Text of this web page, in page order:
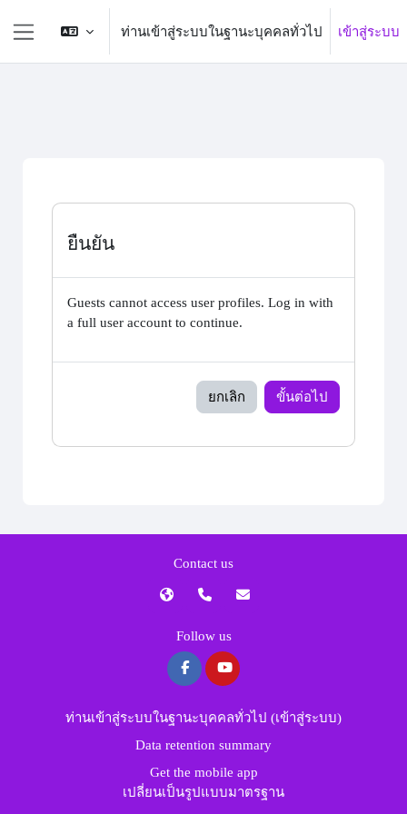
ข้ามไปที่เนื้อหาหลัก
ท่านเข้าสู่ระบบในฐานะบุคคลทั่วไป เข้าสู่ระบบ
ยืนยัน
Guests cannot access user profiles. Log in with
a full user account to continue.
ยกเลิก ขั้นต่อไป
Contact us
Follow us
ท่านเข้าสู่ระบบในฐานะบุคคลทั่วไป (เข้าสู่ระบบ)
Data retention summary
Get the mobile app
เปลี่ยนเป็นรูปแบบมาตรฐาน